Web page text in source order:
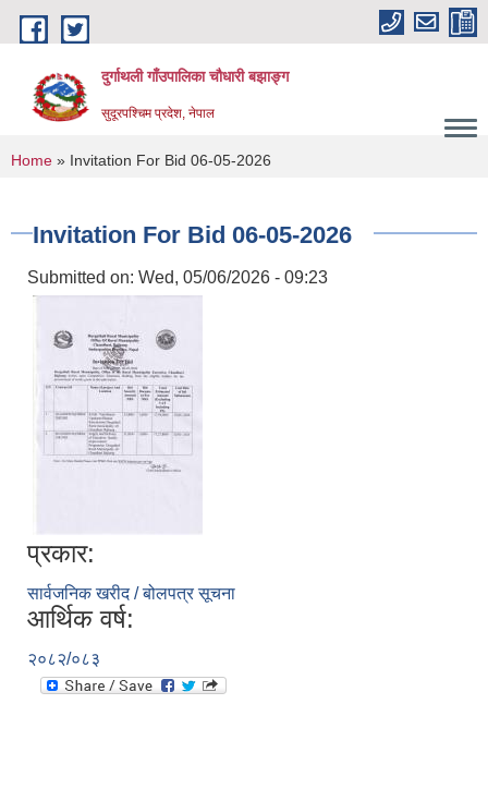
Skip to main content
दुर्गाथली गाँउपालिका चौधारी बझाङ्ग
सुदूरपश्चिम प्रदेश, नेपाल
You are here
Home » Invitation For Bid 06-05-2026
Invitation For Bid 06-05-2026
Submitted on: Wed, 05/06/2026 - 09:23
प्रकार:
सार्वजनिक खरीद / बोलपत्र सूचना
आर्थिक वर्ष:
२०८२/०८३